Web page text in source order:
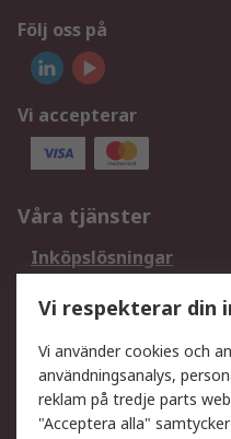
Följ oss på
Vi accepterar
Våra tjänster
Inköpslösningar
DesignSpark
Ditt lokala säljteam
Support
Vi respekterar din
Vi använder cookies och
användningsanalys,
reklam på tredje parts
"Acceptera alla"